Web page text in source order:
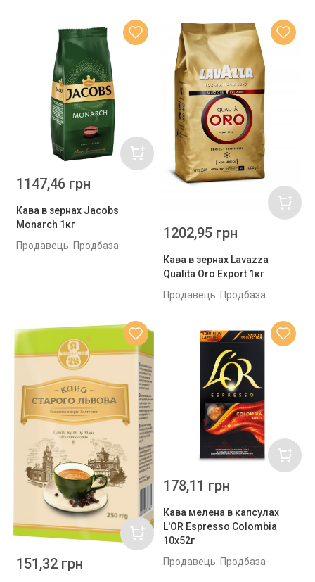
Кава в зернах Jacobs
Monarch 1кг
Продавець: Продбаза
1147,46 грн
Кава в зернах Lavazza
Qualita Oro Export 1кг
Продавець: Продбаза
1202,95 грн
151,32 грн
Кава мелена в капсулах
L'OR Espresso Colombia
10x52г
Продавець: Продбаза
178,11 грн